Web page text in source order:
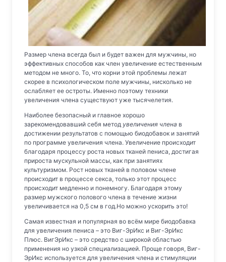
Размер члена всегда был и будет важен для мужчины, но
эффективных способов как член увеличение естественным
методом не много. То, что корни этой проблемы лежат
скорее в психологическом поле мужчины, нисколько не
ослабляет ее остроты. Именно поэтому техники
увеличения члена существуют уже тысячелетия.
Наиболее безопасный и главное хорошо
зарекомендовавший себя метод увеличения члена в
достижении результатов с помощью биодобавок и занятий
по программе увеличения члена. Увеличение происходит
благодаря процессу роста новых тканей пениса, достигая
прироста мускульной массы, как при занятиях
культуризмом. Рост новых тканей в половом члене
происходит в процессе секса, только этот процесс
происходит медленно и понемногу. Благодаря этому
размер мужского полового члена в течение жизни
увеличивается на 0,5 см в год.Но можно ускорить это!
Самая известная и популярная во всём мире биодобавка
для увеличения пениса – это Виг-ЭрИкс и Виг-ЭрИкс
Плюс. ВигЭрИкс – это средство с широкой областью
применения но узкой специализацией. Проще говоря, Виг-
ЭрИкс используется для увеличения члена и стимуляции